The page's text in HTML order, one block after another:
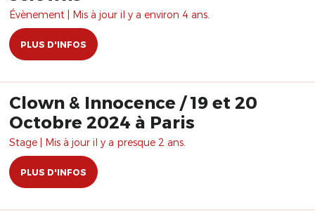
Évènement | Mis à jour il y a environ 4 ans.
PLUS D'INFOS
Clown & Innocence / 19 et 20
Octobre 2024 à Paris
Stage | Mis à jour il y a presque 2 ans.
PLUS D'INFOS